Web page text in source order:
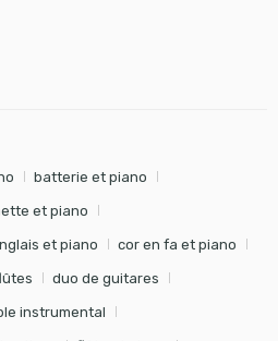
batterie et piano
et piano
et piano cor en fa et piano
duo de guitares
instrumental